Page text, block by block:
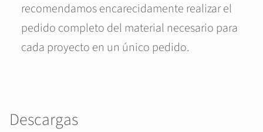
recomendamos encarecidamente realizar el
pedido completo del material necesario para
cada proyecto en un único pedido.
Descargas